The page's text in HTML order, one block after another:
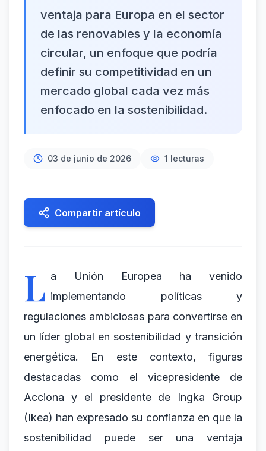
ventaja para Europa en el sector
de las renovables y la economía
circular, un enfoque que podría
definir su competitividad en un
mercado global cada vez más
enfocado en la sostenibilidad.
03 de junio de 2026 1 lecturas
Compartir artículo
L a Unión Europea ha venido
implementando políticas y
regulaciones ambiciosas para convertirse en
un líder global en sostenibilidad y transición
energética. En este contexto, figuras
destacadas como el vicepresidente de
Acciona y el presidente de Ingka Group
(Ikea) han expresado su confianza en que la
sostenibilidad puede ser una ventaja